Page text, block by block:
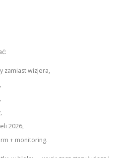
zamiast wizjera,
2026,
+ monitoring.